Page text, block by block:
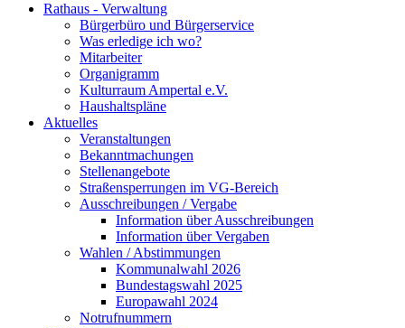
Rathaus - Verwaltung
Bürgerbüro und Bürgerservice
Was erledige ich wo?
Mitarbeiter
Organigramm
Kulturraum Ampertal e.V.
Haushaltspläne
Aktuelles
Veranstaltungen
Bekanntmachungen
Stellenangebote
Straßensperrungen im VG-Bereich
Ausschreibungen / Vergabe
Information über Ausschreibungen
Information über Vergaben
Wahlen / Abstimmungen
Kommunalwahl 2026
Bundestagswahl 2025
Europawahl 2024
Notrufnummern